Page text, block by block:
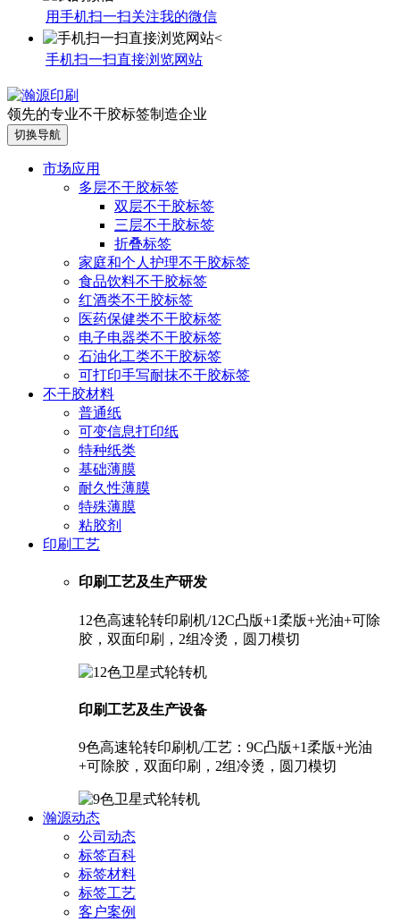
用手机扫一扫关注我的微信
手机扫一扫直接浏览网站
领先的专业不干胶标签制造企业
切换导航
市场应用
多层不干胶标签
双层不干胶标签
三层不干胶标签
折叠标签
家庭和个人护理不干胶标签
食品饮料不干胶标签
红酒类不干胶标签
医药保健类不干胶标签
电子电器类不干胶标签
石油化工类不干胶标签
可打印手写耐抹不干胶标签
不干胶材料
普通纸
可变信息打印纸
特种纸类
基础薄膜
耐久性薄膜
特殊薄膜
粘胶剂
印刷工艺
印刷工艺及生产研发
12色高速轮转印刷机/12C凸版+1柔版+光油+可除
胶，双面印刷，2组冷烫，圆刀模切
印刷工艺及生产设备
9色高速轮转印刷机/工艺：9C凸版+1柔版+光油
+可除胶，双面印刷，2组冷烫，圆刀模切
瀚源动态
公司动态
标签百科
标签材料
标签工艺
客户案例